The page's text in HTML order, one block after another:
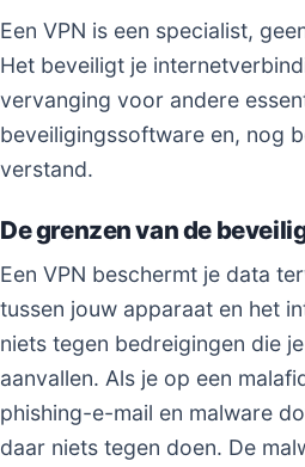
Een VPN is een specialist,
Het beveiligt je
vervanging voor andere
beveiligingssoftware en, nog
verstand.
De grenzen van de
Een VPN beschermt je data
tussen jouw apparaat en het
niets tegen bedreigingen die
aanvallen. Als je op een
phishing-e-mail en malware
daar niets tegen doen. De